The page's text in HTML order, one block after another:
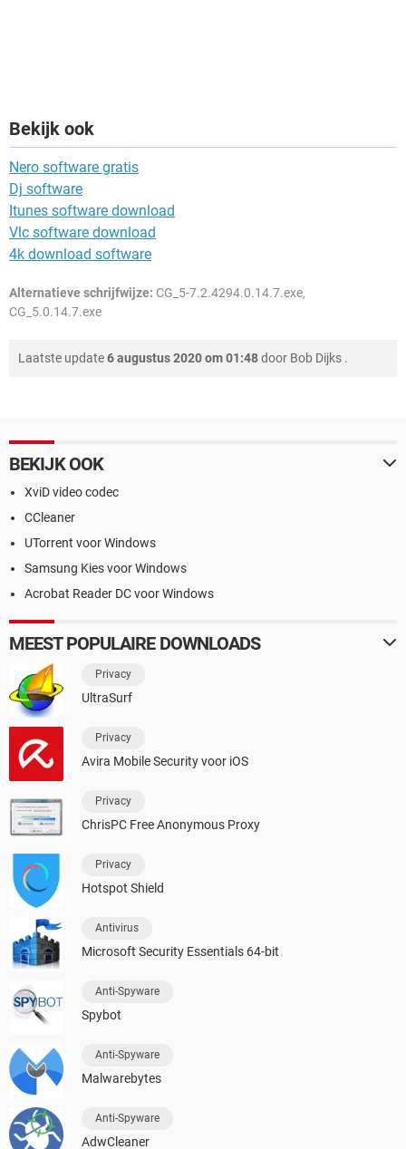
Bekijk ook
Nero software gratis
Dj software
Itunes software download
Vlc software download
4k download software
Alternatieve schrijfwijze: CG_5-7.2.4294.0.14.7.exe,
CG_5.0.14.7.exe
Laatste update6 augustus 2020 om 01:48door Bob Dijks .
BEKIJK OOK
XviD video codec
CCleaner
UTorrent voor Windows
Samsung Kies voor Windows
Acrobat Reader DC voor Windows
MEEST POPULAIRE DOWNLOADS
Privacy
UltraSurf
Privacy
Avira Mobile Security voor iOS
Privacy
ChrisPC Free Anonymous Proxy
Privacy
Hotspot Shield
Antivirus
Microsoft Security Essentials 64-bit
Anti-Spyware
Spybot
Anti-Spyware
Malwarebytes
Anti-Spyware
AdwCleaner